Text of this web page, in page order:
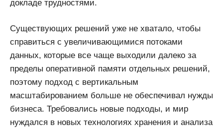
докладе трудностями.
Существующих решений уже не хватало, чтобы
справиться с увеличивающимися потоками
данных, которые все чаще выходили далеко за
пределы оперативной памяти отдельных решений,
поэтому подход с вертикальным
масштабированием больше не обеспечивал нужды
бизнеса. Требовались новые подходы, и мир
нуждался в новых технологиях хранения и анализа